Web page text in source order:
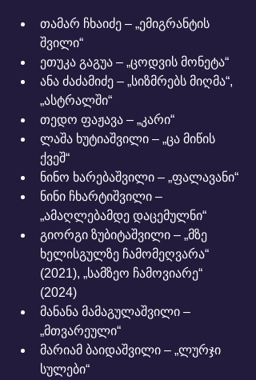
თამარ ჩხაიძე – „ემიგრანტის
შვილი“
ეთუკა გაგუა – „ცოდვის მონეტა“
ანა ძაძამიძე – „სიზმრებს მიღმა“,
„ასტრალში“
თედო ფაჟავა – „კარი“
ლაშა ხუტიაშვილი – „ცა მიწის
ქვეშ“
ნინო ხარებაშვილი – „ფალავანი“
ნინი ჩხარტიშვილი –
„ამაღლებამდე დაცემულნი“
გიორგი ზუბიტაშვილი – „მზე
ხელისგულზე ჩამომეღვარა“
(2021), „სამზეო ჩამოვიარე“
(2024)
მანანა მამაგულაშვილი –
„მთვარეული“
მარიამ ბაიდაშვილი – „ლურჯი
სულები“